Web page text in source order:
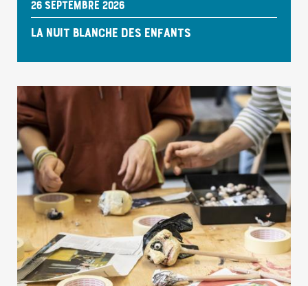
26 SEPTEMBRE 2026
LA NUIT BLANCHE DES ENFANTS